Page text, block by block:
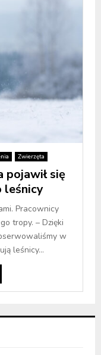
Zwierzęta
się
Pracownicy
tropy. – Dzięki
w
leśnicy...